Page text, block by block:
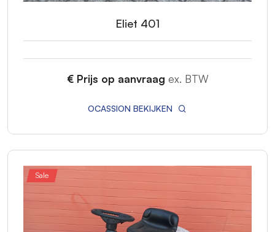
Eliet 401
€ Prijs op aanvraag ex. BTW
OCASSION BEKIJKEN
Sale